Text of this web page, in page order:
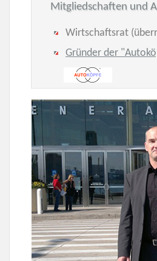
Mitgliedschaften und
Wirtschaftsrat
Gründer der